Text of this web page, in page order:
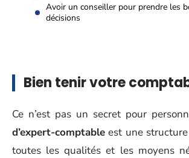
Avoir un conseiller pour prendre les
décisions
Bien tenir votre
Ce n’est pas un secret pour
d’expert-comptable est une
toutes les qualités et les moyens